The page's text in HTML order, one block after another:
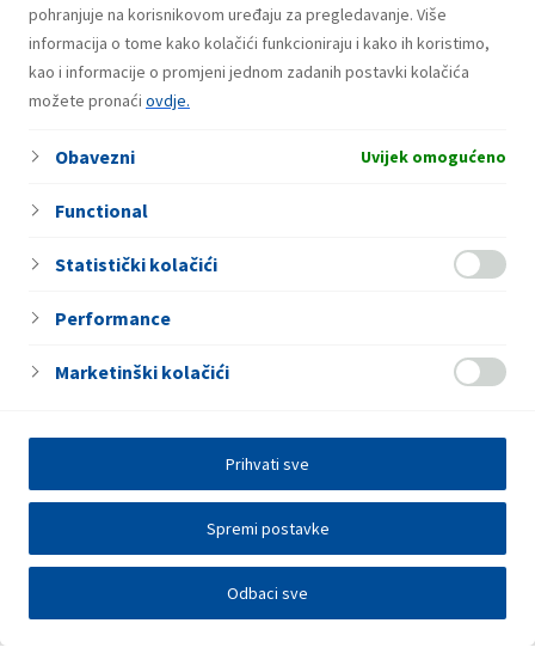
pohranjuje na korisnikovom uređaju za pregledavanje. Više
informacija o tome kako kolačići funkcioniraju i kako ih koristimo,
kao i informacije o promjeni jednom zadanih postavki kolačića
možete pronaći ovdje.
Obavezni Uvijek omogućeno
Functional
Statistički kolačići
Performance
Marketinški kolačići
Odbaci sve
Spremi postavke
Prihvati sve
Roba široke potrošnje
Maziva
Usluge
Caffe bar